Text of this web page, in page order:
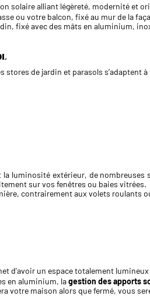
solaire alliant légèreté, modernité et
ou votre balcon, fixé au mur de la
fixé avec des mâts en aluminium,
stores de jardin et parasols s’adaptent
luminosité extérieur, de
sur vos fenêtres ou baies vitrées.
contrairement aux volets roulants
d'avoir un espace totalement
en aluminium, lagestion des apports
votre maison alors que fermé, vous